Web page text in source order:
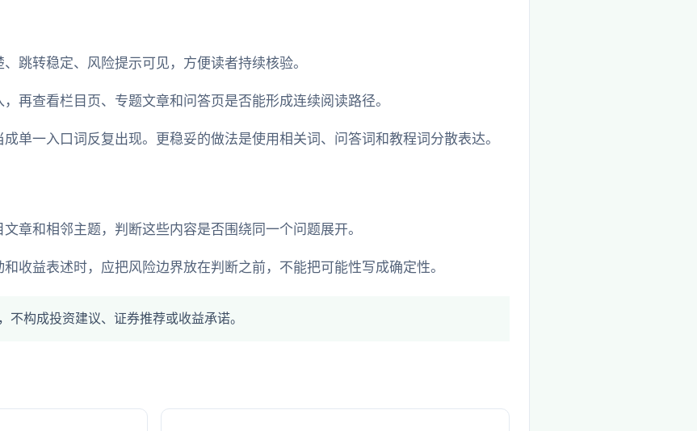
跳转稳定、风险提示可见，方便读者持续核验。
再查看栏目页、专题文章和问答页是否能形成连续阅读路径。
单一入口词反复出现。更稳妥的做法是使用相关词、问答词和教程词分散表达。
章和相邻主题，判断这些内容是否围绕同一个问题展开。
收益表述时，应把风险边界放在判断之前，不能把可能性写成确定性。
不构成投资建议、证券推荐或收益承诺。